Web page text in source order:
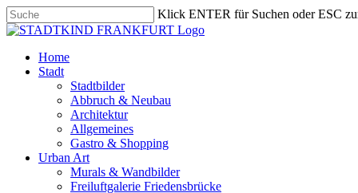
Skip
to
content
Klick ENTER für Suchen oder ESC
Close
search
Menu
Home
Stadt
Stadtbilder
Abbruch & Neubau
Architektur
Allgemeines
Gastro & Shopping
Urban Art
Murals & Wandbilder
Freiluftgalerie Friedensbrücke